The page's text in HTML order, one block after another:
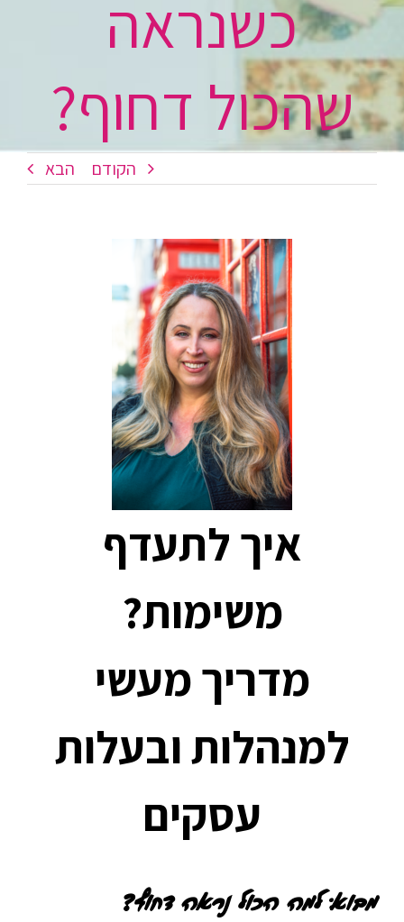
כשנראה
שהכול דחוף?
הקודם הבא
איך לתעדף
משימות?
מדריך מעשי
למנהלות ובעלות
עסקים
מבוא: למה הכול נראה דחוף?